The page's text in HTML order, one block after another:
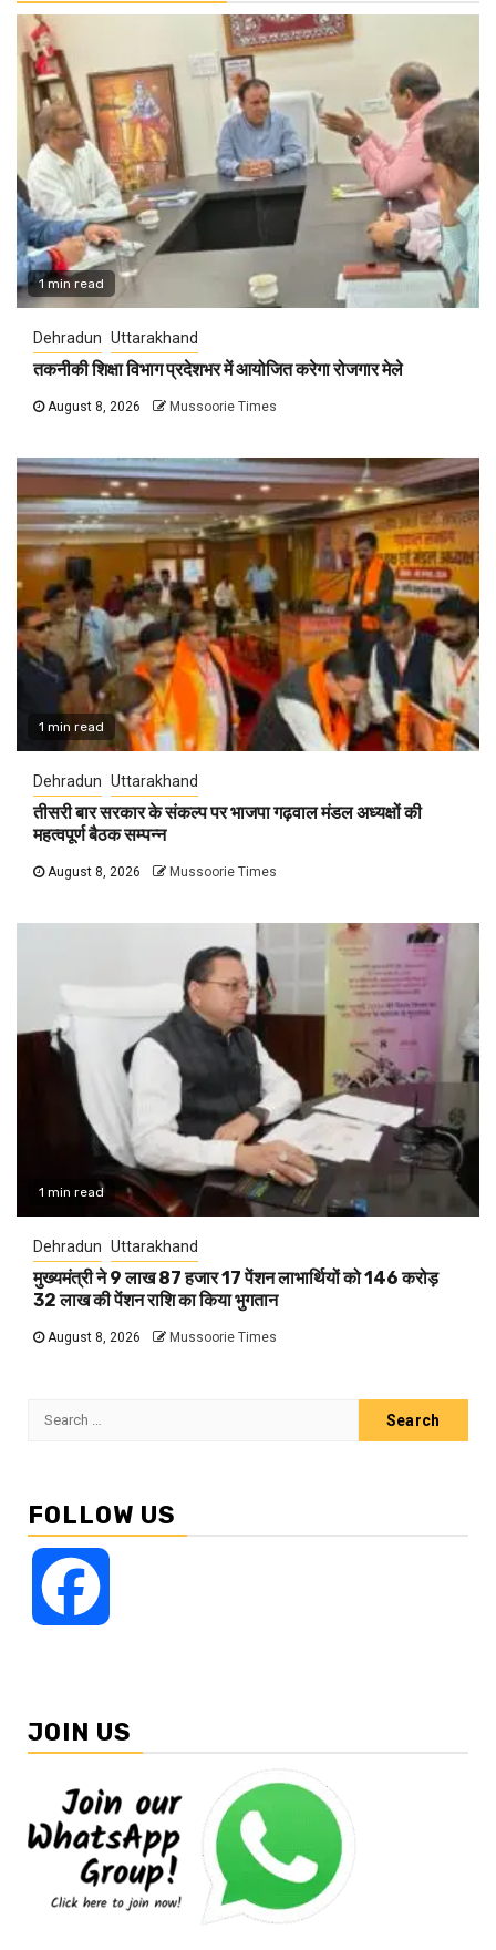
1 min read
Dehradun Uttarakhand
तकनीकी शिक्षा विभाग प्रदेशभर में आयोजित करेगा रोजगार मेले
August 8, 2026 Mussoorie Times
1 min read
Dehradun Uttarakhand
तीसरी बार सरकार के संकल्प पर भाजपा गढ़वाल मंडल अध्यक्षों की
महत्वपूर्ण बैठक सम्पन्न
August 8, 2026 Mussoorie Times
1 min read
Dehradun Uttarakhand
मुख्यमंत्री ने 9 लाख 87 हजार 17 पेंशन लाभार्थियों को 146 करोड़
32 लाख की पेंशन राशि का किया भुगतान
August 8, 2026 Mussoorie Times
Search
FOLLOW US
JOIN US